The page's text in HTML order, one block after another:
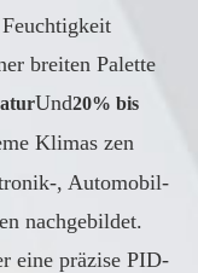
breiten Palette
Und20% bis
Klimas zen
, Automobil-
nachgebildet.
eine präzise PID-